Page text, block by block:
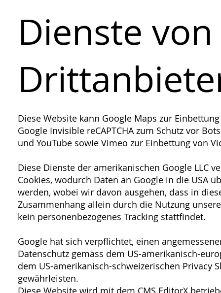
Diese Website kann Google Maps zur
Google Invisible reCAPTCHA zum Schutz vor
und YouTube sowie Vimeo zur Einbettung von
Diese Dienste der amerikanischen Google LLC
Cookies, wodurch Daten an Google in die USA
werden, wobei wir davon ausgehen, dass in
Zusammenhang allein durch die Nutzung
kein personenbezogenes Tracking stattfindet.
Google hat sich verpflichtet, einen
Datenschutz gemäss dem US-amerikanisch-
dem US-amerikanisch-schweizerischen Privacy
gewährleisten.
Diese Website wird mit dem CMS EditorX
Dienste von